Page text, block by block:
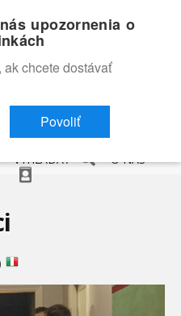
FILMOVÁ DATABÁZA
VYHĽADAŤ O NÁS
upozornenia o
chcete dostávať
Povoliť